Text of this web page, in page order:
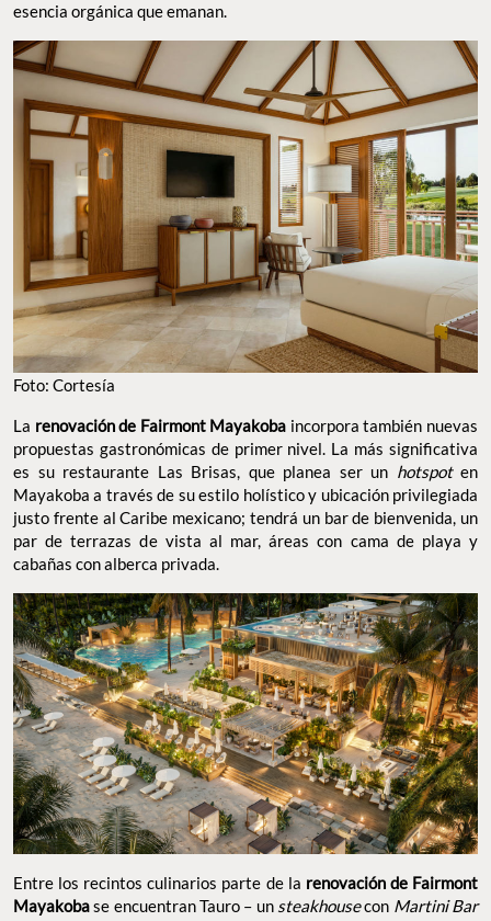
esencia orgánica que emanan.
Foto: Cortesía
La renovación de Fairmont Mayakoba incorpora también nuevas
propuestas gastronómicas de primer nivel. La más significativa
es su restaurante Las Brisas, que planea ser un hotspot en
Mayakoba a través de su estilo holístico y ubicación privilegiada
justo frente al Caribe mexicano; tendrá un bar de bienvenida, un
par de terrazas de vista al mar, áreas con cama de playa y
cabañas con alberca privada.
Entre los recintos culinarios parte de la renovación de Fairmont
Mayakobase encuentran Tauro – un steakhousecon Martini Bar